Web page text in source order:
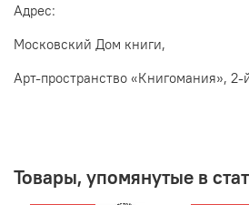
Адрес:
Московский Дом книги,
Арт-пространство «Книгомания», 2-
Товары, упомянутые в